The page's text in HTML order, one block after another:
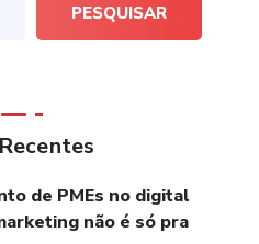
PESQUISAR
de PMEs no digital
não é só pra